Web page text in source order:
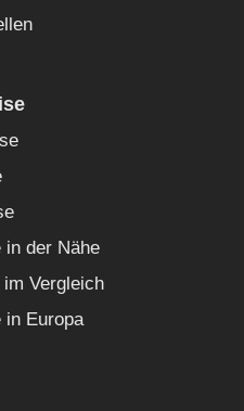
in der Nähe
im Vergleich
in Europa